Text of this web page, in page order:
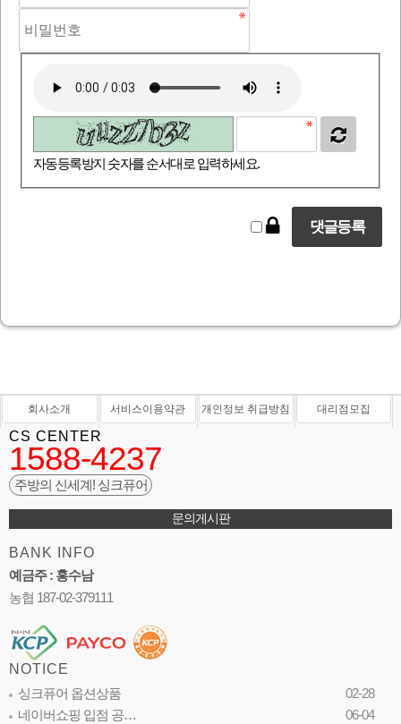
자동등록방지 숫자를 순서대로 입력하세요.
회사소개 서비스이용약관 개인정보 취급방침 대리점모집
CS CENTER
1588-4237
주방의 신세계! 싱크퓨어
문의게시판
BANK INFO
예금주 : 홍수남
농협 187-02-379111
NOTICE
싱크퓨어 옵션상품
02-28
네이버쇼핑 입점 공…
06-04